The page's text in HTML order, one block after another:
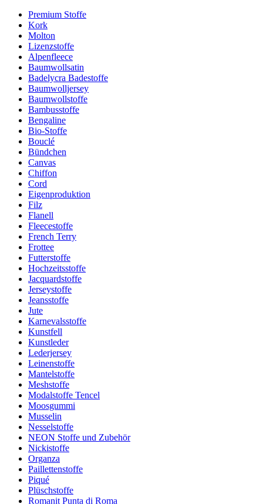
Premium Stoffe
Kork
Molton
Lizenzstoffe
Alpenfleece
Baumwollsatin
Badelycra Badestoffe
Baumwolljersey
Baumwollstoffe
Bambusstoffe
Bengaline
Bio-Stoffe
Bouclé
Bündchen
Canvas
Chiffon
Cord
Eigenproduktion
Filz
Flanell
Fleecestoffe
French Terry
Frottee
Futterstoffe
Hochzeitsstoffe
Jacquardstoffe
Jerseystoffe
Jeansstoffe
Jute
Karnevalsstoffe
Kunstfell
Kunstleder
Lederjersey
Leinenstoffe
Mantelstoffe
Meshstoffe
Modalstoffe Tencel
Moosgummi
Musselin
Nesselstoffe
NEON Stoffe und Zubehör
Nickistoffe
Organza
Paillettenstoffe
Piqué
Plüschstoffe
Romanit Punta di Roma